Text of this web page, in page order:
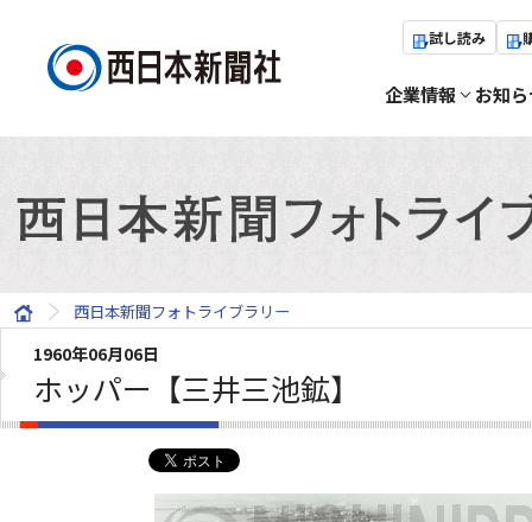
試し読み
企業情報 お知
西日本新聞フォトライブラリー
1960年06月06日
ホッパー【三井三池鉱】